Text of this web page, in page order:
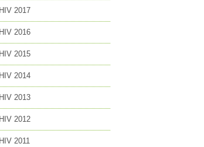
2017
2016
2015
2014
2013
2012
2011